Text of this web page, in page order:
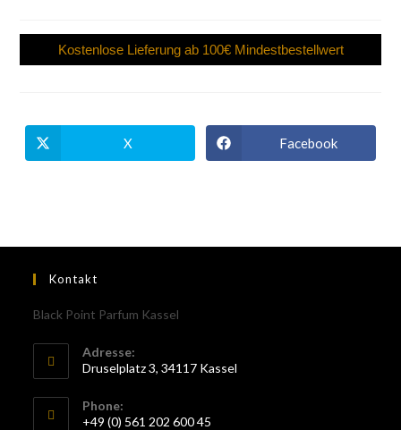
Kostenlose Lieferung ab 100€ Mindestbestellwert
X Facebook
Kontakt
Black Point Parfum Kassel
Adresse:
Druselplatz 3, 34117 Kassel
Phone:
+49 (0) 561 202 600 45